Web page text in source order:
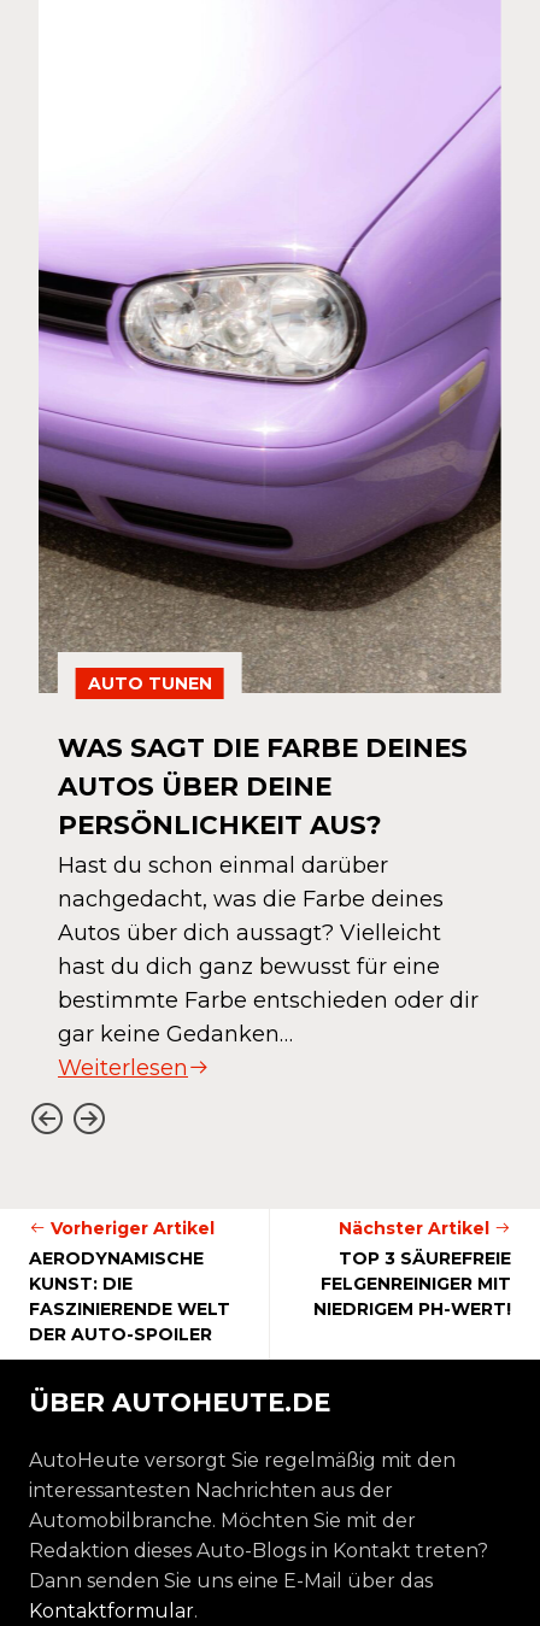
AUTO TUNEN
WAS SAGT DIE FARBE DEINES
AUTOS ÜBER DEINE
PERSÖNLICHKEIT AUS?
Hast du schon einmal darüber
nachgedacht, was die Farbe deines
Autos über dich aussagt? Vielleicht
hast du dich ganz bewusst für eine
bestimmte Farbe entschieden oder dir
gar keine Gedanken…
Weiterlesen
Vorheriger Artikel
AERODYNAMISCHE
KUNST: DIE
FASZINIERENDE WELT
DER AUTO-SPOILER
Nächster Artikel
TOP 3 SÄUREFREIE
FELGENREINIGER MIT
NIEDRIGEM PH-WERT!
ÜBER AUTOHEUTE.DE
AutoHeute versorgt Sie regelmäßig mit den
interessantesten Nachrichten aus der
Automobilbranche. Möchten Sie mit der
Redaktion dieses Auto-Blogs in Kontakt treten?
Dann senden Sie uns eine E-Mail über das
Kontaktformular.